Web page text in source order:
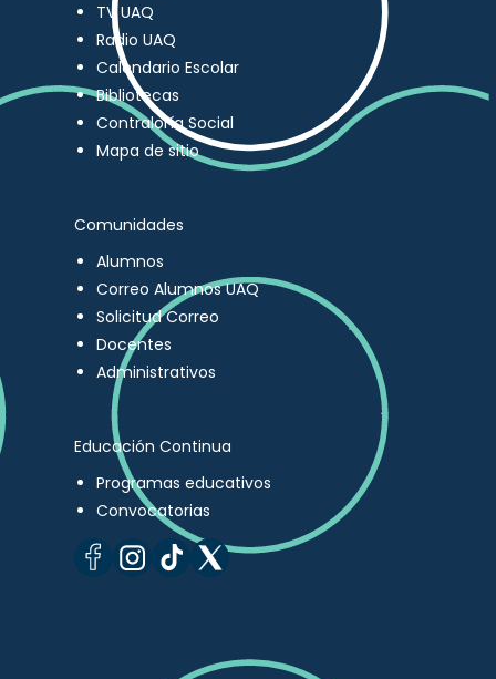
TV UAQ
Radio UAQ
Calendario Escolar
Bibliotecas
Contraloría Social
Mapa de sitio
Comunidades
Alumnos
Correo Alumnos UAQ
Solicitud Correo
Docentes
Administrativos
Educación Continua
Programas educativos
Convocatorias